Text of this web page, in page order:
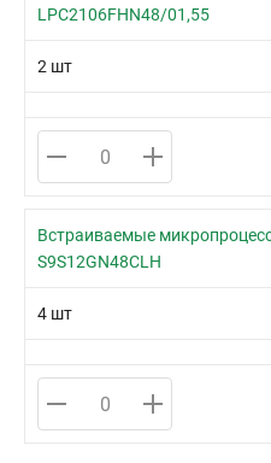
LPC2106FHN48/01,55
2 шт
Встраиваемые
S9S12GN48CLH
4 шт